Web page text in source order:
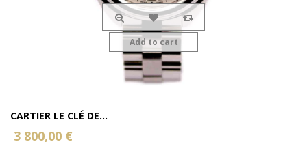
CARTIER LE CLÉ DE...
3 800,00 €
Add to cart